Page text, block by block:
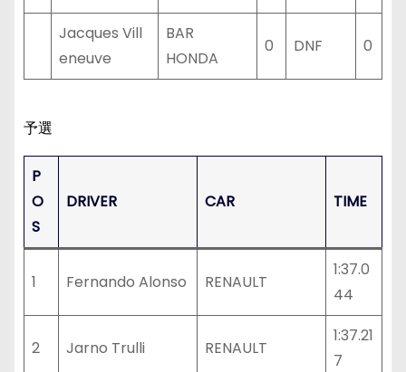
Jacques Vill
eneuve
BAR
HONDA
0 DNF 0
予選
P
O
S
DRIVER CAR TIME
1 Fernando Alonso RENAULT
1:37.0
44
2 Jarno Trulli RENAULT
1:37.21
7